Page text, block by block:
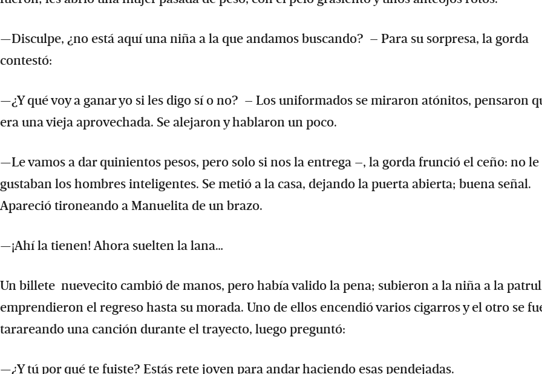
—Disculpe, ¿no está aquí una niña a la que andamos buscando? ­ – Para su sorpresa, la gorda
contestó:
—¿Y qué voy a ganar yo si les digo sí o no? ­ – Los uniformados se miraron atónitos, pensaron
era una vieja aprovechada. Se alejaron y hablaron un poco.
—Le vamos a dar quinientos pesos, pero solo si nos la entrega –, la gorda frunció el ceño: no le
gustaban los hombres inteligentes. Se metió a la casa, dejando la puerta abierta; buena señal.
Apareció tironeando a Manuelita de un brazo.
—¡Ahí la tienen! Ahora suelten la lana…
Un billete nuevecito cambió de manos, pero había valido la pena; subieron a la niña a la
emprendieron el regreso hasta su morada. Uno de ellos encendió varios cigarros y el otro se
tarareando una canción durante el trayecto, luego preguntó:
—¿Y tú por qué te fuiste? Estás rete joven para andar haciendo esas pendejadas.